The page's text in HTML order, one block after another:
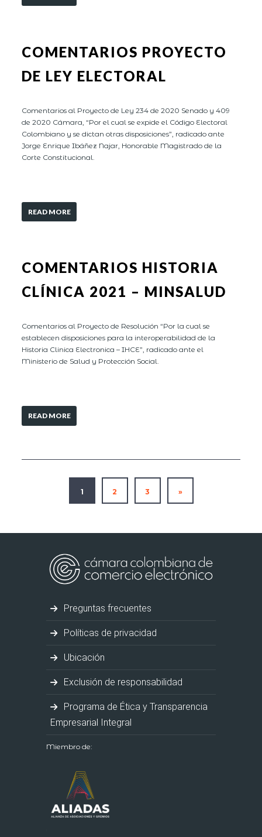
COMENTARIOS PROYECTO
DE LEY ELECTORAL
Comentarios al Proyecto de Ley 234 de 2020 Senado y 409
de 2020 Cámara, “Por el cual se expide el Código Electoral
Colombiano y se dictan otras disposiciones”, radicado ante
Jorge Enrique Ibáñez Najar, Honorable Magistrado de la
Corte Constitucional.
READ MORE
COMENTARIOS HISTORIA
CLÍNICA 2021 – MINSALUD
Comentarios al Proyecto de Resolución “Por la cual se
establecen disposiciones para la interoperabilidad de la
Historia Clinica Electronica – IHCE”, radicado ante el
Ministerio de Salud y Protección Social.
READ MORE
1 2 3 »
Preguntas frecuentes
Políticas de privacidad
Ubicación
Exclusión de responsabilidad
Programa de Ética y Transparencia
Empresarial Integral
Miembro de: